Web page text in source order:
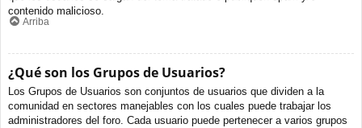
contenido malicioso.
Arriba
¿Qué son los Grupos de Usuarios?
Los Grupos de Usuarios son conjuntos de usuarios que dividen a la
comunidad en sectores manejables con los cuales puede trabajar los
administradores del foro. Cada usuario puede pertenecer a varios grupos